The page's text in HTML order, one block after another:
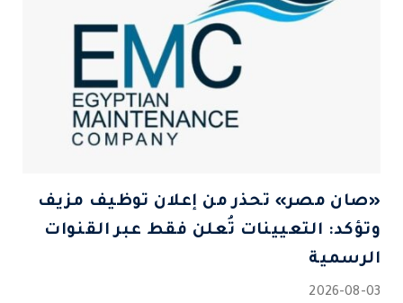
«صان مصر» تحذر من إعلان توظيف مزيف
وتؤكد: التعيينات تُعلن فقط عبر القنوات
الرسمية
2026-08-03